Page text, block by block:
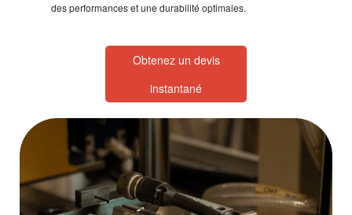
des performances et une durabilité optimales.
Obtenez un devis
instantané